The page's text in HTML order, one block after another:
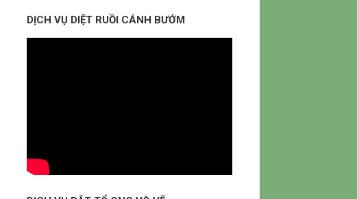
DỊCH VỤ DIỆT RUỒI CÁNH BƯỚM